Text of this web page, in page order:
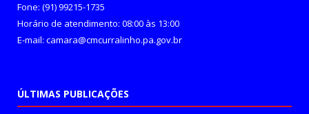
Fone: (91) 99215-1735
Horário de atendimento: 08:00 às 13:00
E-mail: camara@cmcurralinho.pa.gov.br
ÚLTIMAS PUBLICAÇÕES